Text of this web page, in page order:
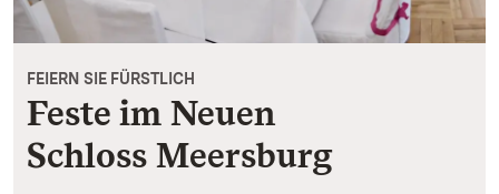
FEIERN SIE FÜRSTLICH
Feste im Neuen
Schloss Meersburg